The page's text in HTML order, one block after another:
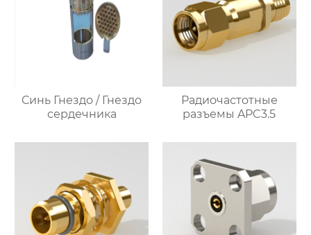
Синь Гнездо / Гнездо
сердечника
Радиочастотные
разъемы APC3.5